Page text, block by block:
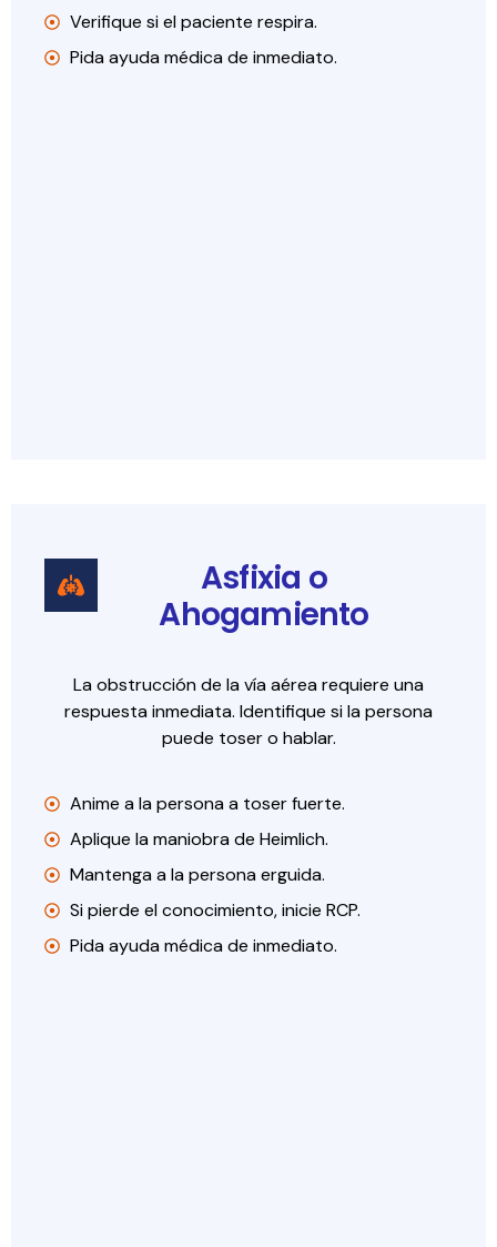
Verifique si el paciente respira.
Pida ayuda médica de inmediato.
Asfixia o
Ahogamiento
La obstrucción de la vía aérea requiere una
respuesta inmediata. Identifique si la persona
puede toser o hablar.
Anime a la persona a toser fuerte.
Aplique la maniobra de Heimlich.
Mantenga a la persona erguida.
Si pierde el conocimiento, inicie RCP.
Pida ayuda médica de inmediato.